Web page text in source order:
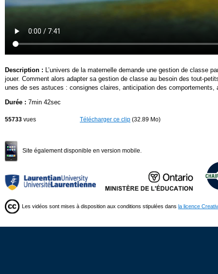
Description : L’univers de la maternelle demande une gestion de classe
jouer. Comment alors adapter sa gestion de classe au besoin des tout-
unes de ses astuces : consignes claires, anticipation des comportements,
Durée : 7min 42sec
55733 vues Télécharger ce clip (32.89 Mo)
Site également disponible en version mobile.
Les vidéos sont mises à disposition aux conditions stipulées dans la licence